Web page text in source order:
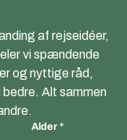
af rejseidéer,
vi spændende
og nyttige råd,
Alt sammen
Alder